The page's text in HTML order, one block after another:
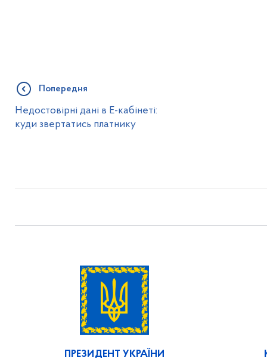
Попередня
Недостовірні дані в Е-кабінеті:
куди звертатись платнику
ПРЕЗИДЕНТ УКРАЇНИ